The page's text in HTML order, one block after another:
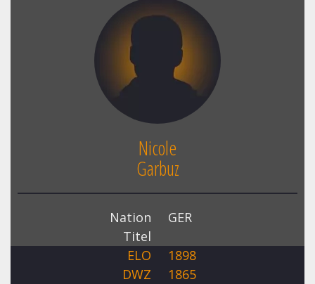
Nicole
Garbuz
Nation
GER
Titel
ELO
1898
DWZ
1865